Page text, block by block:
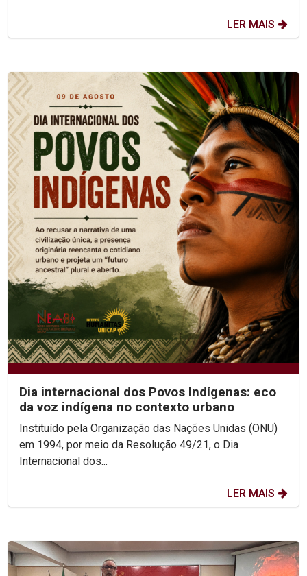
LER MAIS
Dia internacional dos Povos Indígenas: eco
da voz indígena no contexto urbano
Instituído pela Organização das Nações Unidas (ONU)
em 1994, por meio da Resolução 49/21, o Dia
Internacional dos...
LER MAIS